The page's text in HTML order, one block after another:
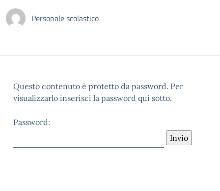
Personale scolastico
Questo contenuto è protetto da password. Per
visualizzarlo inserisci la password qui sotto.
Password: